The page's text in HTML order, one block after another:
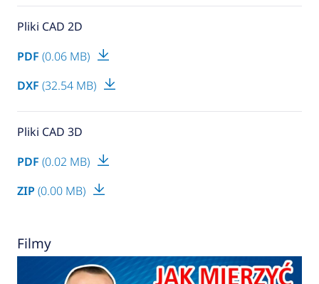
Pliki CAD 2D
PDF (0.06 MB)
DXF (32.54 MB)
Pliki CAD 3D
PDF (0.02 MB)
ZIP (0.00 MB)
Filmy